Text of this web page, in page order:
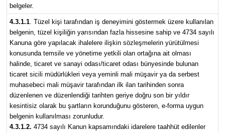
belgeler.
4.3.1.1. Tüzel kişi tarafından iş deneyimini göstermek üzere kullanılan
belgenin, tüzel kişiliğin yarısından fazla hissesine sahip ve 4734 sayılı
Kanuna göre yapılacak ihalelere ilişkin sözleşmelerin yürütülmesi
konusunda temsile ve yönetime yetkili olan ortağına ait olması
halinde, ticaret ve sanayi odası/ticaret odası bünyesinde bulunan
ticaret sicili müdürlükleri veya yeminli mali müşavir ya da serbest
muhasebeci mali müşavir tarafından ilk ilan tarihinden sonra
düzenlenen ve düzenlendiği tarihten geriye doğru son bir yıldır
kesintisiz olarak bu şartların korunduğunu gösteren, e-forma uygun
belgenin kullanılması zorunludur.
4.3.1.2. 4734 sayılı Kanun kapsamındaki idarelere taahhüt edilenler